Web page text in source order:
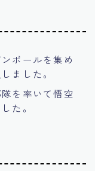
ボールを集め
ました。
を率いて悟空
た。